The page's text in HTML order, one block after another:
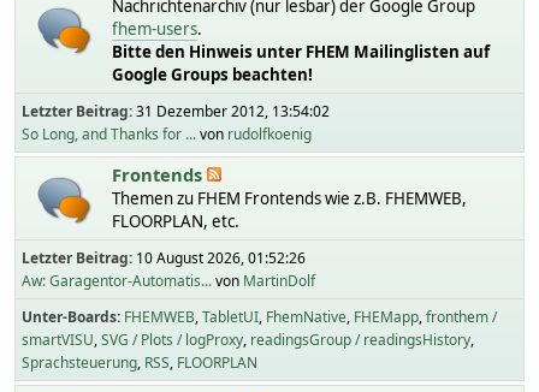
Nachrichtenarchiv (nur lesbar) der Google Group
fhem-users.
Bitte den Hinweis unter FHEM Mailinglisten auf
Google Groups beachten!
Letzter Beitrag:31 Dezember 2012, 13:54:02
So Long, and Thanks for ...von rudolfkoenig
Frontends
Themen zu FHEM Frontends wie z.B. FHEMWEB,
FLOORPLAN, etc.
Letzter Beitrag: 10 August 2026, 01:52:26
Aw: Garagentor-Automatis...von MartinDolf
Unter-Boards FHEMWEB TabletUI FhemNative FHEMapp fronthem /
smartVISU SVG / Plots / logProxy readingsGroup / readingsHistory
Sprachsteuerung RSS FLOORPLAN